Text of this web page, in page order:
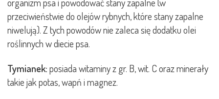
przeciwieństwie do olejów rybnych, które stany zapalne
niwelują). Z tych powodów nie zaleca się dodatku olei
roślinnych w diecie psa.
Tymianek:posiada witaminy z gr. B, wit. C oraz minerały
takie jak potas, wapń i magnez.